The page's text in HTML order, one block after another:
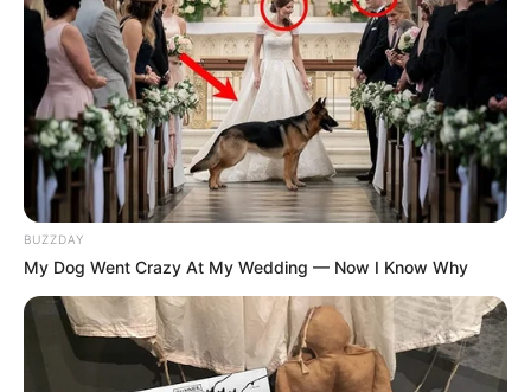
BUZZDAY
My Dog Went Crazy At My Wedding — Now I Know Why